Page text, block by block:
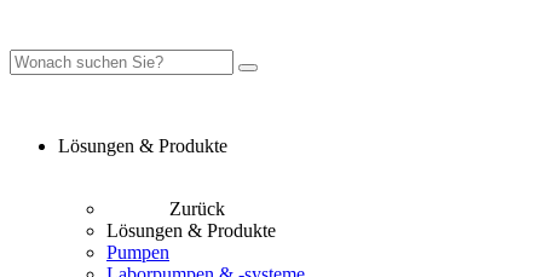
Lösungen & Produkte
Zurück
Lösungen & Produkte
Pumpen